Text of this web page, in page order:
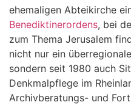
ehemaligen Abteikirche
Benediktinerordens, bei
zum Thema Jerusalem
nicht nur ein
sondern seit 1980 auch
Denkmalpflege im
Archivberatungs- und